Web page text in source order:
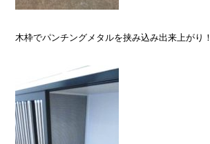
木枠でパンチングメタルを挟み込み出来上がり！